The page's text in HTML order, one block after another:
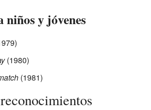
y jóvenes
(1980)
(1981)